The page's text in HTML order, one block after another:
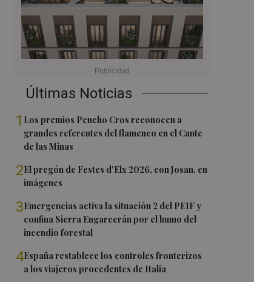
Últimas Noticias
1 Los premios Pencho Cros reconocen a
grandes referentes del flamenco en el Cante
de las Minas
2El pregón de Festes d'Elx 2026, con Josan, en
imágenes
3Emergencias activa la situación 2 del PEIF y
confina Sierra Engarcerán por el humo del
incendio forestal
4España restablece los controles fronterizos
a los viajeros procedentes de Italia